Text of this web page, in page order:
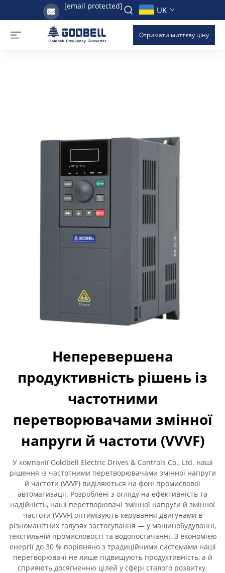
[email protected] UK
Отримати миттєву ціну
Неперевершена
продуктивність рішень із
частотними
перетворювачами змінної
напруги й частоти (VVVF)
У компанії Goldbell Electric Drives & Controls Co., Ltd. наші
рішення із частотними перетворювачами змінної напруги
й частоти (VVVF) виділяються на фоні промислової
автоматизації. Розроблені з огляду на ефективність та
надійність, наші перетворювачі змінної напруги й змінної
частоти (VVVF) оптимізують керування двигунами в
різноманітних галузях застосування — у машинобудуванні,
текстильній промисловості та водопостачанні. З економією
енергії до 30 % порівняно з традиційними системами наші
перетворювачі не лише підвищують продуктивність, а й
сприяють досягненню цілей у сфері сталого розвитку.